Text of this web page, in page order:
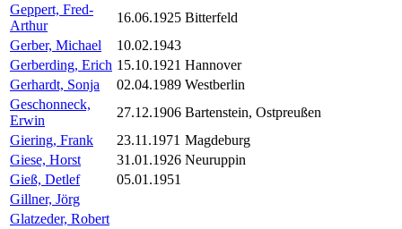
Geppert, Fred-
Arthur
16.06.1925 Bitterfeld
Gerber, Michael
10.02.1943
Gerberding, Erich 15.10.1921 Hannover
Gerhardt, Sonja
02.04.1989 Westberlin
Geschonneck,
Erwin
27.12.1906 Bartenstein, Ostpreußen
Giering, Frank
23.11.1971 Magdeburg
Giese, Horst
31.01.1926 Neuruppin
Gieß, Detlef
05.01.1951
Gillner, Jörg
Glatzeder, Robert